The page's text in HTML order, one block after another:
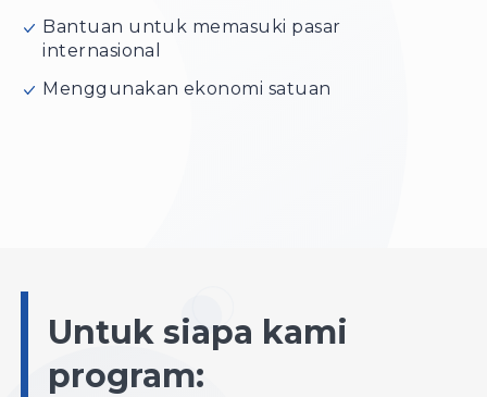
Bantuan untuk memasuki pasar
internasional
Menggunakan ekonomi satuan
Untuk siapa kami
program: